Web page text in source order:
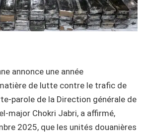
annonce une année
de lutte contre le trafic de
parole de la Direction générale de
major Chokri Jabri, a affirmé,
2025, que les unités douanières